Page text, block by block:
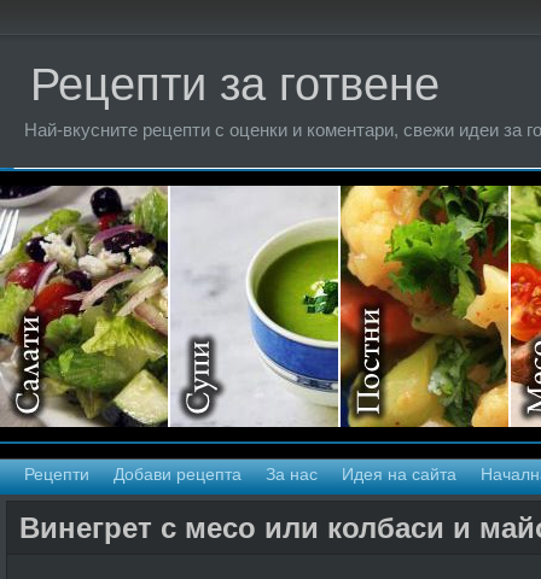
Рецепти за готвене
Най-вкусните рецепти с оценки и коментари, свежи идеи за
Рецепти Добави рецепта За нас Идея на сайта
Винегрет с месо или колбаси и